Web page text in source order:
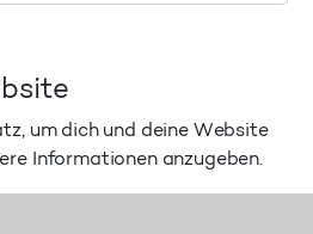
um dich und deine Website
Informationen anzugeben.